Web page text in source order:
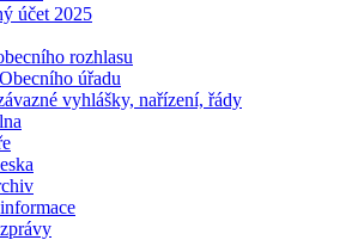
účet 2025
rozhlasu
úřadu
vyhlášky, nařízení, řády